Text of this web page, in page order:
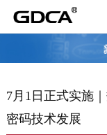
7月1日正式实施
密码技术发展